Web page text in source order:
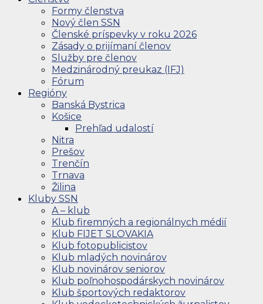
Formy členstva
Nový člen SSN
Členské príspevky v roku 2026
Zásady o prijímaní členov
Služby pre členov
Medzinárodný preukaz (IFJ)
Fórum
Regióny
Banská Bystrica
Košice
Prehľad udalostí
Nitra
Prešov
Trenčín
Trnava
Žilina
Kluby SSN
A – klub
Klub firemných a regionálnych médií
Klub FIJET SLOVAKIA
Klub fotopublicistov
Klub mladých novinárov
Klub novinárov seniorov
Klub poľnohospodárskych novinárov
Klub športových redaktorov